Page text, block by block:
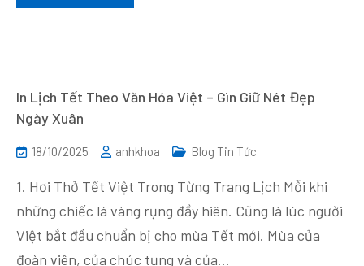
In Lịch Tết Theo Văn Hóa Việt – Gìn Giữ Nét Đẹp
Ngày Xuân
18/10/2025 anhkhoa Blog Tin Tức
1. Hơi Thở Tết Việt Trong Từng Trang Lịch Mỗi khi
những chiếc lá vàng rụng đầy hiên. Cũng là lúc người
Việt bắt đầu chuẩn bị cho mùa Tết mới. Mùa của
đoàn viên, của chúc tụng và của…